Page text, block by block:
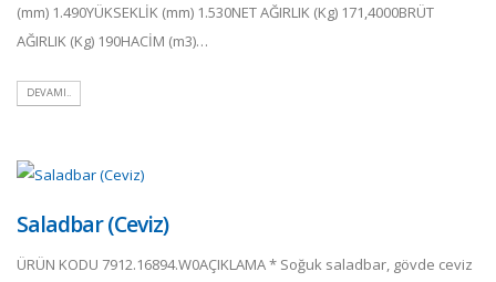
(mm) 1.490YÜKSEKLİK (mm) 1.530NET AĞIRLIK (Kg) 171,4000BRÜT
AĞIRLIK (Kg) 190HACİM (m3)…
DEVAMI..
Saladbar (Ceviz)
ÜRÜN KODU 7912.16894.W0AÇIKLAMA * Soğuk saladbar, gövde ceviz